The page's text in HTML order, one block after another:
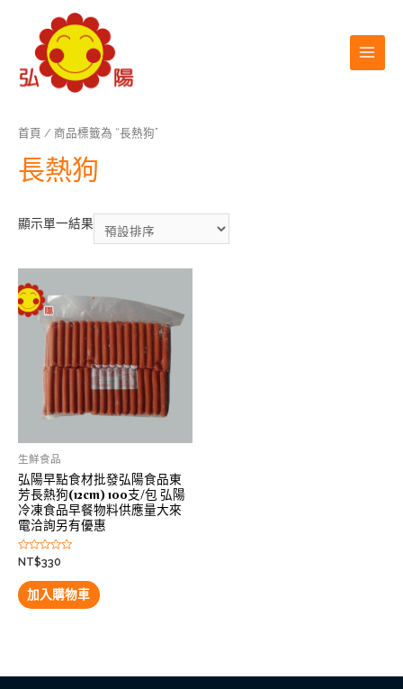
首頁 / 商品標籤為 “長熱狗”
長熱狗
顯示單一結果
生鮮食品
弘陽早點食材批發弘陽食品東
芳長熱狗(12cm) 100支/包 弘陽
冷凍食品早餐物料供應量大來
電洽詢另有優惠
評
分
滿
分
5
NT$330
加入購物車